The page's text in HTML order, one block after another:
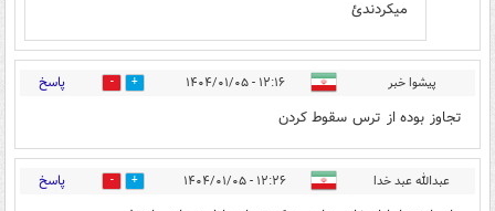
میکردندئ
پیشوا خبر ۱۲:۱۶ - ۱۴۰۴/۰۱/۰۵ 8 پاسخ
تجاوز بوده از ترس سقوط کردن
عبدالله عبد خدا ۱۲:۲۶ - ۱۴۰۴/۰۱/۰۵ 22 پاسخ